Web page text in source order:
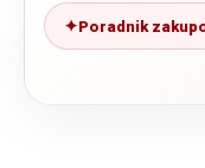
Poradnik